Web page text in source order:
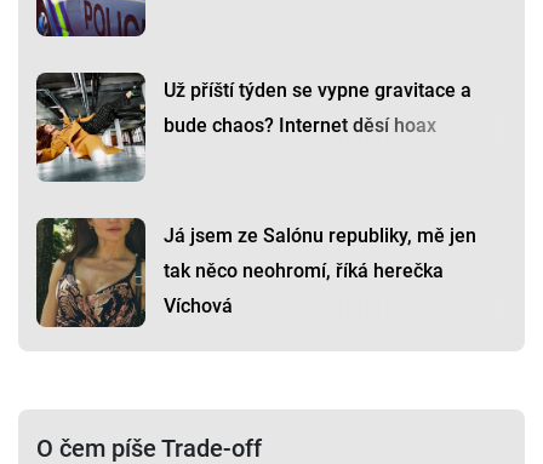
Už příští týden se vypne gravitace a
bude chaos? Internet děsí hoax
Já jsem ze Salónu republiky, mě jen
tak něco neohromí, říká herečka
Víchová
O čem píše Trade-off